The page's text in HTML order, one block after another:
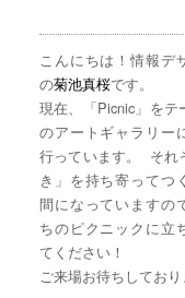
こんにちは！情報デ
の菊池真桜です。
現在、「Picnic」をテ
のアートギャラリー
行っています。 それ
き」を持ち寄ってつ
間になっていますの
ちのピクニックに立
てください！
ご来場お待ちしており